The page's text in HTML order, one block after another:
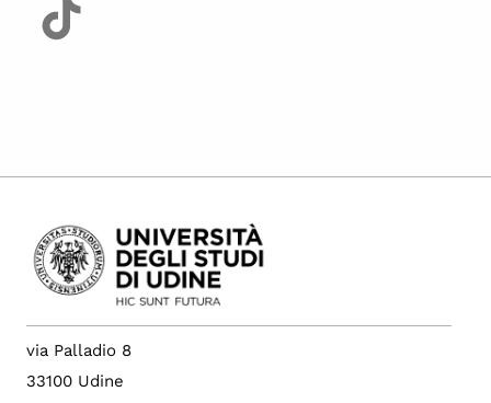
via Palladio 8
33100 Udine